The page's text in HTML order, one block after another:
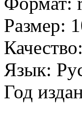
Размер:
Качество:
Язык:
Год